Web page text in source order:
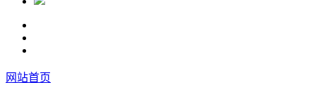
网站首页